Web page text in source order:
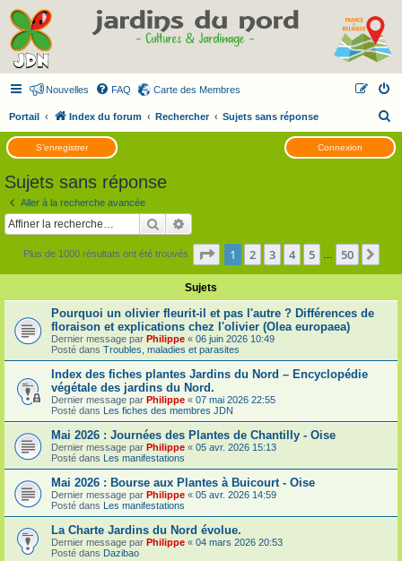
Nouvelles FAQ Carte des Membres
Portail Index du forum Rechercher Sujets sans réponse
e
c
S’enregistrer Connexion
Sujets sans réponse
Aller à la recherche avancée
Rechercher
Plus de 1000 résultats ont été trouvés Page 1sur50
1 2 3 4 5 50
Sujets
Pourquoi un olivier fleurit-il et pas l'autre ? Différences de
floraison et explications chez l'olivier (Olea europaea)
Dernier message par Philippe « 06 juin 2026 10:49
Posté dans Troubles, maladies et parasites
Index des fiches plantes Jardins du Nord – Encyclopédie
végétale des jardins du Nord.
Dernier message par Philippe « 07 mai 2026 22:55
Posté dans Les fiches des membres JDN
Mai 2026 : Journées des Plantes de Chantilly - Oise
Dernier message par Philippe « 05 avr. 2026 15:13
Posté dans Les manifestations
Mai 2026 : Bourse aux Plantes à Buicourt - Oise
Dernier message par Philippe « 05 avr. 2026 14:59
Posté dans Les manifestations
La Charte Jardins du Nord évolue.
Dernier message par Philippe « 04 mars 2026 20:53
Posté dans Dazibao